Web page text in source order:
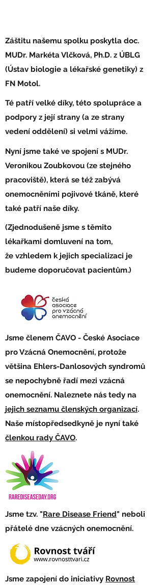
Záštitu našemu spolku poskytla doc.
MUDr. Markéta Vlčková, Ph.D. z ÚBLG
(Ústav biologie a lékařské genetiky) z
FN Motol.
Té patří velké díky, této spolupráce a
podpory z její strany (a ze strany
vedení oddělení) si velmi vážíme.
Nyní jsme také ve spojení s MUDr.
Veronikou Zoubkovou (ze stejného
pracoviště), která se též zabývá
onemocněními pojivové tkáně, které
také patří naše díky.
(Zjednodušeně jsme s těmito
lékařkami domluvení na tom,
že vzhledem k jejich specializaci je
budeme doporučovat pacientům.)
Jsme členem ČAVO - České Asociace
pro Vzácná Onemocnění, protože
většina Ehlers-Danlosových syndromů
se nepochybně řadí mezi vzácná
onemocnění. Naleznete nás tedy na
jejich seznamu členských organizací.
Naše místopředsedkyně je nyní také
členkou rady ČAVO.
Jsme tzv. "Rare Disease Friend" neboli
přátelé dne vzácných onemocnění.
Jsme zapojení do iniciativy Rovnost